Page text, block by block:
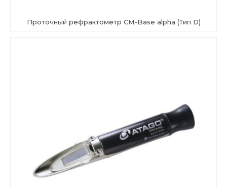
Проточный рефрактометр CM-Base alpha (Тип D)